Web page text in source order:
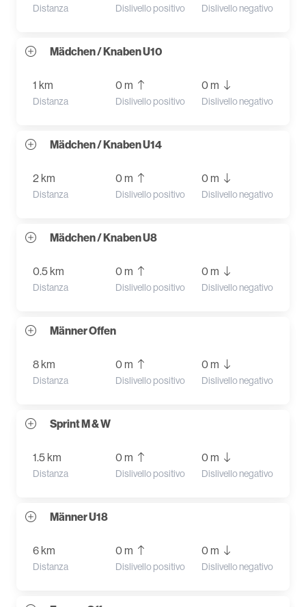
Distanza Dislivello positivo Dislivello negativo
Mädchen / Knaben U10
1 km
Distanza
0 m
Dislivello positivo
0 m
Dislivello negativo
Mädchen / Knaben U14
2 km
Distanza
0 m
Dislivello positivo
0 m
Dislivello negativo
Mädchen / Knaben U8
0.5 km
Distanza
0 m
Dislivello positivo
0 m
Dislivello negativo
Männer Offen
8 km
Distanza
0 m
Dislivello positivo
0 m
Dislivello negativo
Sprint M & W
1.5 km
Distanza
0 m
Dislivello positivo
0 m
Dislivello negativo
Männer U18
6 km
Distanza
0 m
Dislivello positivo
0 m
Dislivello negativo